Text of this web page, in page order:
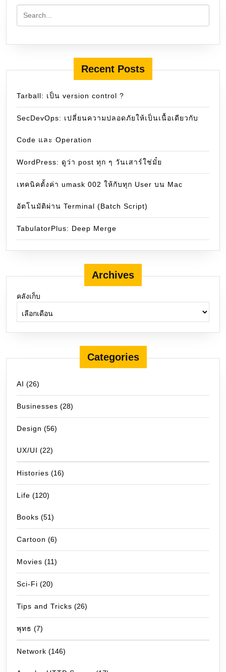
Recent Posts
Tarball: เป็น version control ?
SecDevOps: เปลี่ยนความปลอดภัยให้เป็นเนื้อเดียวกับ
Code และ Operation
WordPress: ดูว่า post ทุก ๆ วันเสาร์ใช่มั๋ย
เทคนิคตั้งค่า umask 002 ให้กับทุก User บน Mac
อัตโนมัติผ่าน Terminal (Batch Script)
TabulatorPlus: Deep Merge
Archives
คลังเก็บ
Categories
AI (26)
Businesses (28)
Design (56)
UX/UI (22)
Histories (16)
Life (120)
Books (51)
Cartoon (6)
Movies (11)
Sci-Fi (20)
Tips and Tricks (26)
พุทธ (7)
Network (146)